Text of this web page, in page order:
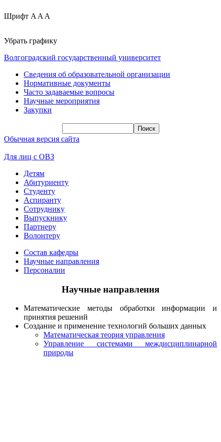
Шрифт A A A
Убрать графику
Волгоградский государственный университет
Сведения об образовательной организации
Нормативные документы
Часто задаваемые вопросы
Научные мероприятия
Закупки
Обычная версия сайта
Для лиц с ОВЗ
Детям
Абитуриенту
Студенту
Аспиранту
Сотруднику
Выпускнику
Партнеру
Волонтеру
Состав кафедры
Научные направления
Персоналии
Научные направления
Математические методы обработки информации и
принятия решений
Создание и применение технологий больших данных
Математическая теория управления
Управление системами междисциплинарной
природы